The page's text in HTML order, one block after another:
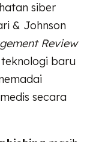
siber
& Johnson
Review
baru
secara